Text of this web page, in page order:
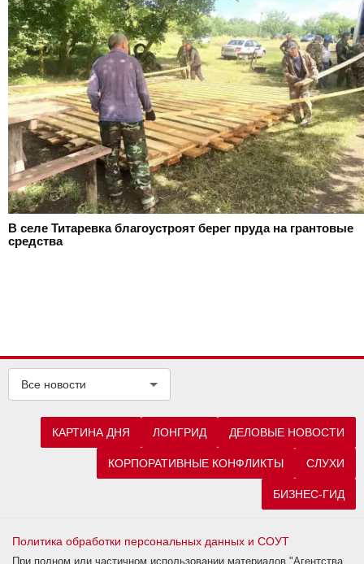
В селе Титаревка благоустроят берег пруда на грантовые
средства
Все новости
КАРТИНА ДНЯ ЛОНГРИД ДЕЛОВЫЕ НОВОСТИ
КОРПОРАТИВНЫЕ КОНФЛИКТЫ СЛУХИ
БИЗНЕС-ГИД
Политика обработки персональных данных и СОУТ
При полном или частичном использовании материалов "Агентства